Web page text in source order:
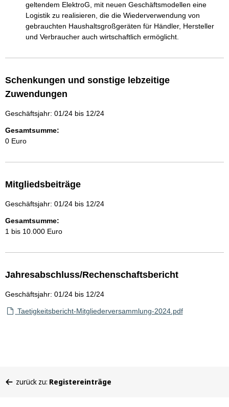
geltendem ElektroG, mit neuen Geschäftsmodellen eine
Logistik zu realisieren, die die Wiederverwendung von
gebrauchten Haushaltsgroßgeräten für Händler, Hersteller
Schenkungen und sonstige lebzeitige
Zuwendungen
Geschäftsjahr: 01/24 bis 12/24
Gesamtsumme:
0 Euro
Mitgliedsbeiträge
Geschäftsjahr: 01/24 bis 12/24
Gesamtsumme:
1 bis 10.000 Euro
Jahresabschluss/Rechenschaftsbericht
Geschäftsjahr: 01/24 bis 12/24
Taetigkeitsbericht-Mitgliederversammlung-2024.pdf
befinden
zurück zu: Registereinträge